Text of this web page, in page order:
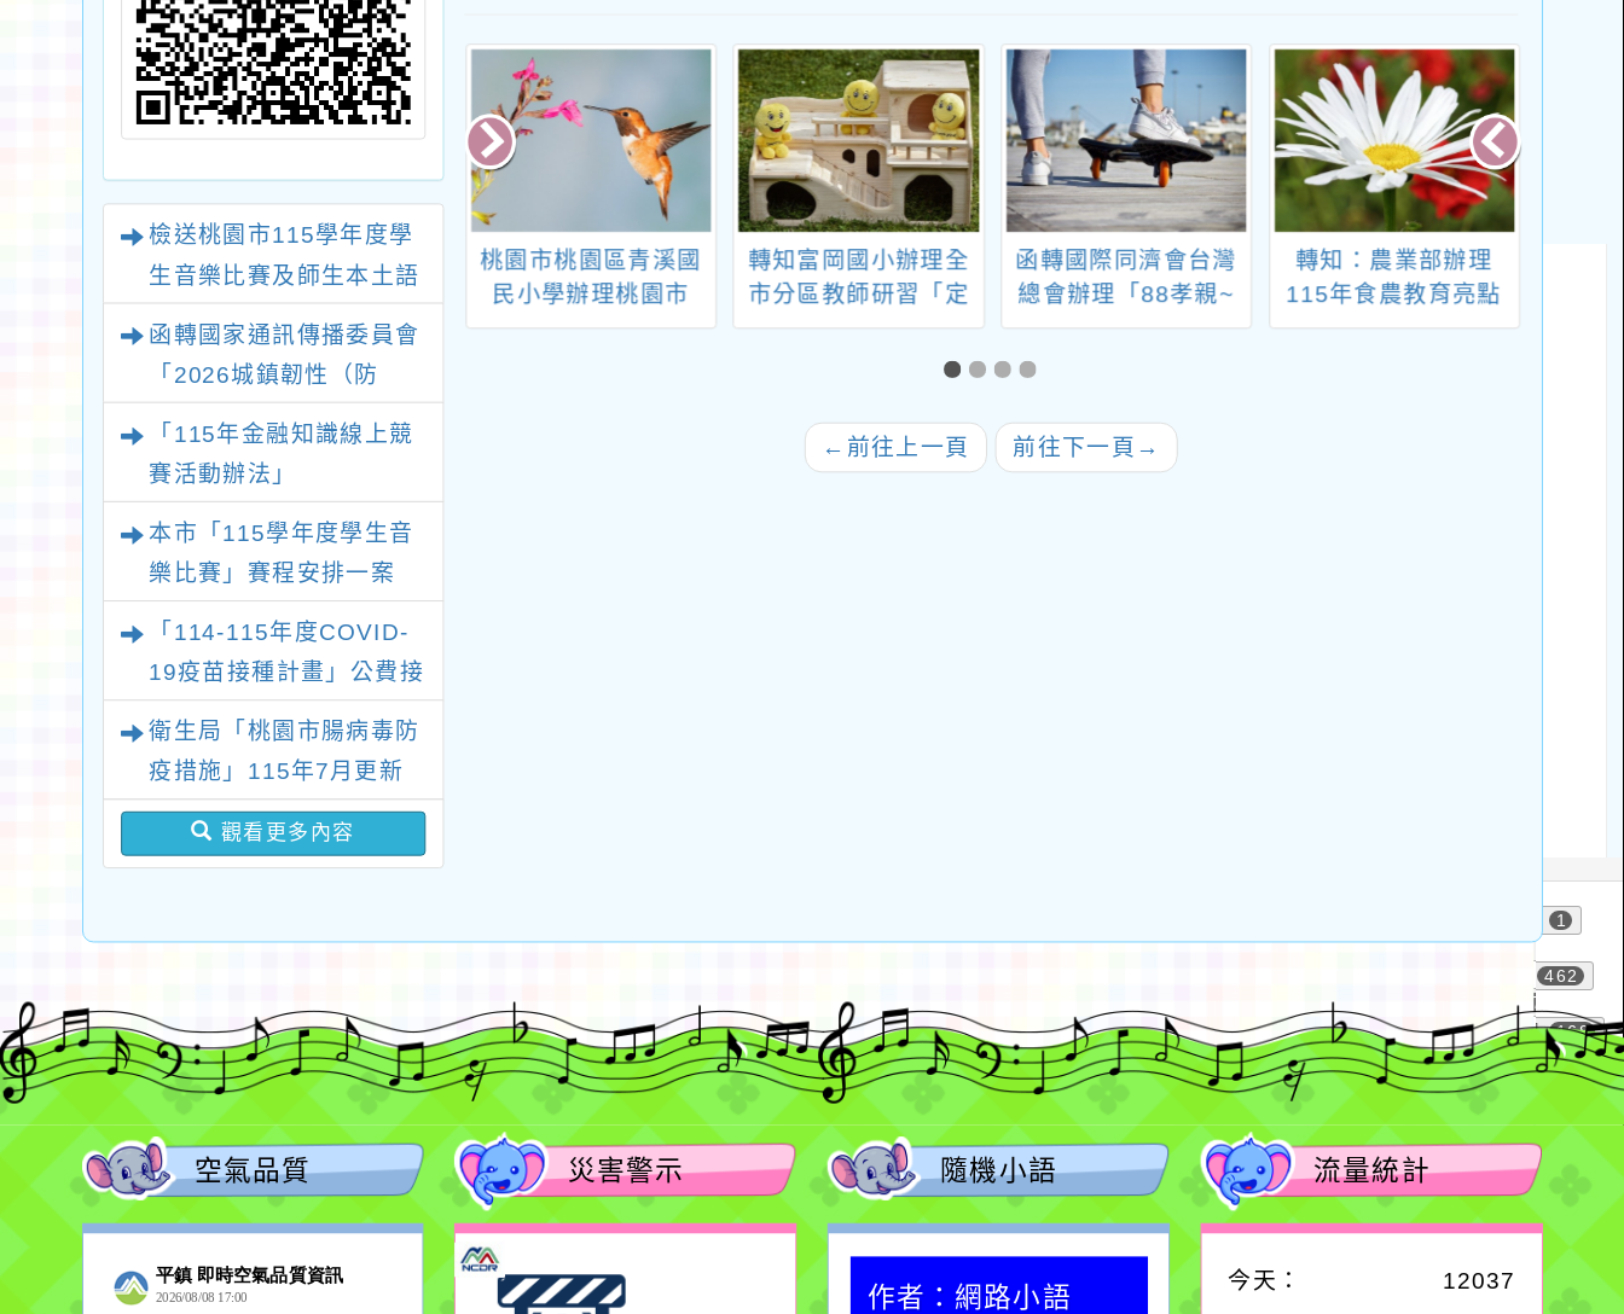
檢送桃園市115學年度學
生音樂比賽及師生本土語
函轉國家通訊傳播委員會
「2026城鎮韌性（防
「115年金融知識線上競
賽活動辦法」
本市「115學年度學生音
樂比賽」賽程安排一案
「114-115年度COVID-
19疫苗接種計畫」公費接
種對象擴大
衛生局「桃園市腸病毒防
疫措施」115年7月更新
版問答集及修正對照表各
1份
觀看更多內容
團法人台灣食
品安全繪畫競
超人出任務」
競賽活動
國立中興大學磨課師
(MOOC)線上課程
「畜產品與它們的產
地」課程海報1份
桃園市桃園區青溪國
民小學辦理桃園市
轉知富岡國小辦理全
市分區教師研習「定
函轉國際同濟會台灣
總會辦理「88孝親~
凌~公益宣導暨CPR
玩AI課程教育訓練營
向陽重生・希望市
轉知：農業部辦理
115年食農教育亮點
← 前往上一頁 前往下一頁 →
空氣品質 災害警示 隨機小語
作者：網路小語 作者：網路小語 作者：網路小語
流量統計
今天：
12037